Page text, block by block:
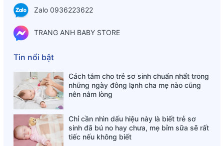
Zalo 0936223622
TRANG ANH BABY STORE
Tin nổi bật
Cách tắm cho trẻ sơ sinh chuẩn nhất trong
những ngày đông lạnh cha mẹ nào cũng
nên nằm lòng
Chỉ cần nhìn dấu hiệu này là biết trẻ sơ
sinh đã bú no hay chưa, mẹ bỉm sữa sẽ rất
tiếc nếu không biết